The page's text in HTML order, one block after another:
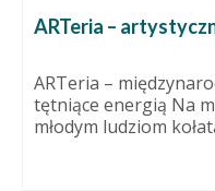
W pracowni sezon